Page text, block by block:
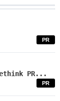
PR
Rethink PR...
PR